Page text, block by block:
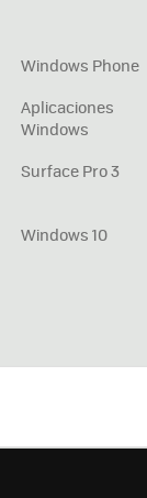
Windows Phone
Aplicaciones
Windows
Surface Pro 3
Windows 10